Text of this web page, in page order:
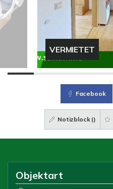
VERMIETET
Facebook
Notizblock ()
Objektart